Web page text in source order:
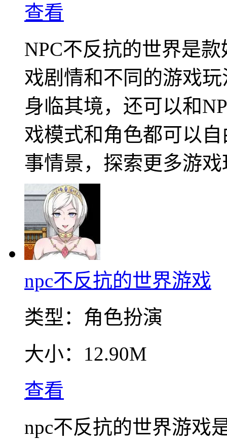
查看
NPC不反抗的世界是
戏剧情和不同的游戏
身临其境，还可以和
戏模式和角色都可以
事情景，探索更多游
npc不反抗的世界游戏
类型： 角色扮演
大小： 12.90M
查看
npc不反抗的世界游戏